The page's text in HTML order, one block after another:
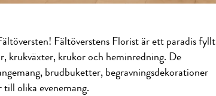
Fältöverstens Florist är ett paradis fyllt
krukväxter, krukor och heminredning. De
brudbuketter, begravningsdekorationer
olika evenemang.